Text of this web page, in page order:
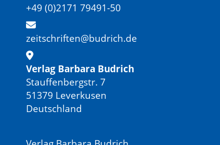
+49 (0)2171 79491-50
zeitschriften@budrich.de
Verlag Barbara Budrich
Stauffenbergstr. 7
51379 Leverkusen
Deutschland